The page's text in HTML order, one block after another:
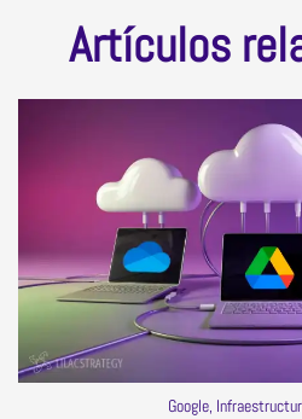
Artículos
Google,